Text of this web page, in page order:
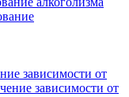
зависимости от
зависимости от